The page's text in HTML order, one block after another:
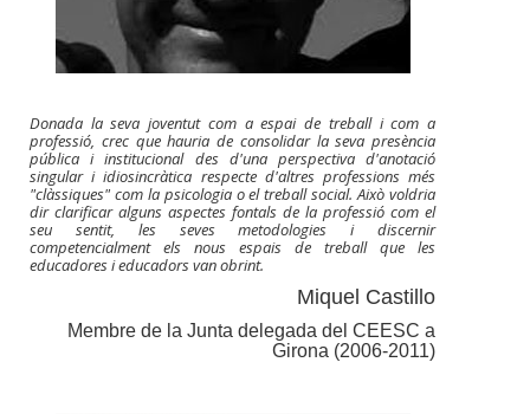
Donada la seva joventut com a espai de treball i com a
professió, crec que hauria de consolidar la seva presència
pública i institucional des d'una perspectiva d'anotació
singular i idiosincràtica respecte d'altres professions més
"clàssiques" com la psicologia o el treball social. Això voldria
dir clarificar alguns aspectes fontals de la professió com el
seu sentit, les seves metodologies i discernir
competencialment els nous espais de treball que les
educadores i educadors van obrint.
Miquel Castillo
Membre de la Junta delegada del CEESC a
Girona (2006-2011)